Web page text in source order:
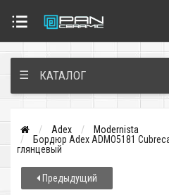
☰ КАТАЛОГ
Adex
Modernista
Бордюр Adex ADMO5181
глянцевый
Предыдущий